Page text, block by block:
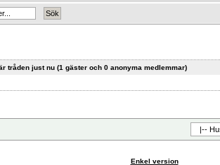
tråden just nu (1 gäster och 0 anonyma medlemmar)
Enkel version